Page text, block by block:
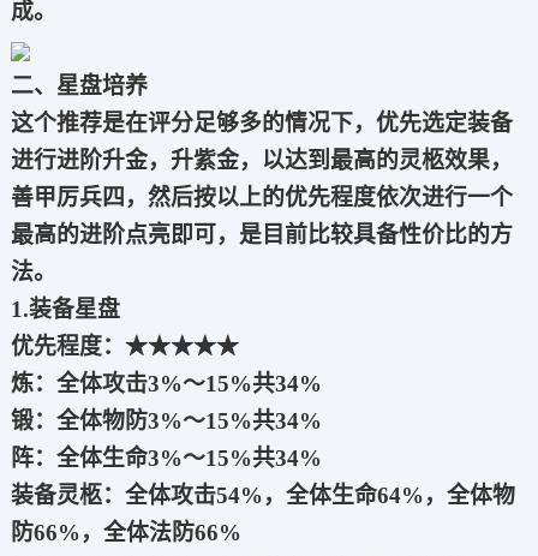
成。
二、星盘培养
这个推荐是在评分足够多的情况下，优先选定装备
进行进阶升金，升紫金，以达到最高的灵柩效果，
善甲厉兵四，然后按以上的优先程度依次进行一个
最高的进阶点亮即可，是目前比较具备性价比的方
法。
1.装备星盘
优先程度：★★★★★
炼：全体攻击3%～15%共34%
锻：全体物防3%～15%共34%
阵：全体生命3%～15%共34%
装备灵柩：全体攻击54%，全体生命64%，全体物
防66%，全体法防66%